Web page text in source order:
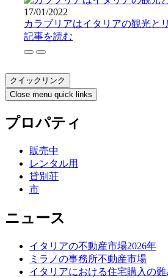
17/01/2022
カラブリアはイタリアの観光と
記事を読む
クイックリンク
Close menu quick links
プロパティ
販売中
レンタル用
貸別荘
市
ニュース
イタリアの不動産市場2026年
ミラノの事務所不動産市場
イタリアにおける住宅購入の